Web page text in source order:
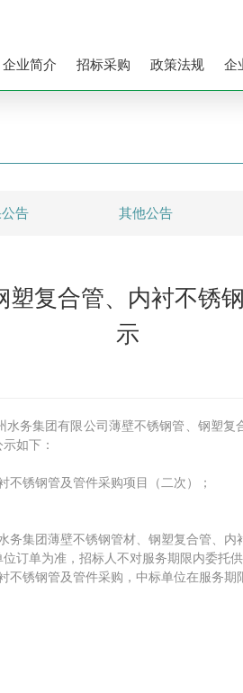
企业简介 招标采购 政策法规 企
告 其他公告
复合管、内衬不锈
示
水务集团有限公司薄壁不锈钢管、钢塑
如下：
锈钢管及管件采购项目（二次）；
集团薄壁不锈钢管材、钢塑复合管、
订单为准，招标人不对服务期限内委托
锈钢管及管件采购，中标单位在服务